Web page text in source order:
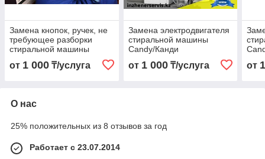
Замена кнопок, ручек, не
требующее разборки
стиральной машины
Candy/Канди
от 1 000 ₸/услуга
Замена электродвигателя
стиральной машины
Candy/Канди
от 1 000₸/услуга от
О нас
25% положительных из 8 отзывов за год
Работает с 23.07.2014